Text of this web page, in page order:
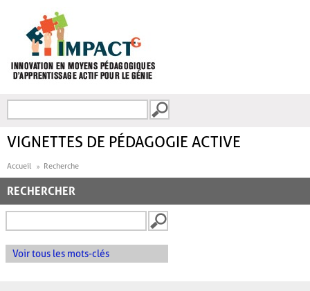
FORMULAIRE DE
VIGNETTES DE PÉDAGOGIE ACTIVE
Accueil Recherche
RECHERCHER
Voir tous les mots-clés